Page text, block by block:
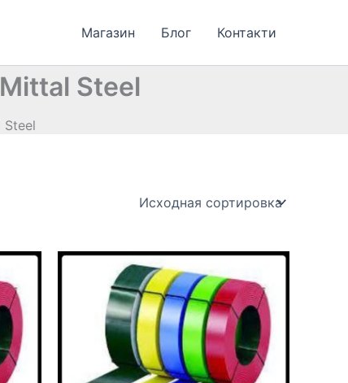
Магазин Блог Контакти
Steel